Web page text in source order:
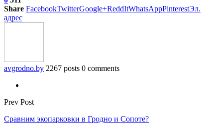
Share FacebookTwitterGoogle+ReddItWhatsAppPinterestЭл.
адрес
avgrodno.by 2267 posts 0 comments
Prev Post
Сравним экопарковки в Гродно и Сопоте?